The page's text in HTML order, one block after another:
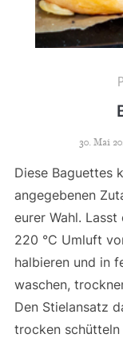
30. Mai
Diese Baguettes
angegebenen
eurer Wahl.
220 °C Umluft
halbieren und in
waschen,
Den Stielansatz
trocken